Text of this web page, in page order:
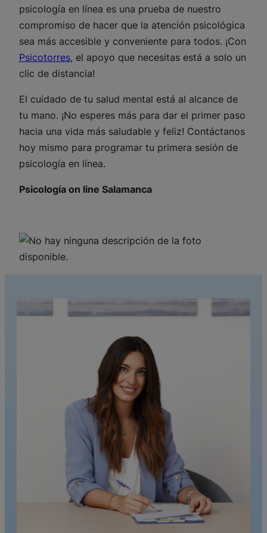
psicología en línea es una prueba de nuestro
compromiso de hacer que la atención psicológica
sea más accesible y conveniente para todos. ¡Con
Psicotorres, el apoyo que necesitas está a solo un
clic de distancia!
El cuidado de tu salud mental está al alcance de
tu mano. ¡No esperes más para dar el primer paso
hacia una vida más saludable y feliz! Contáctanos
hoy mismo para programar tu primera sesión de
psicología en línea.
Psicología on line Salamanca